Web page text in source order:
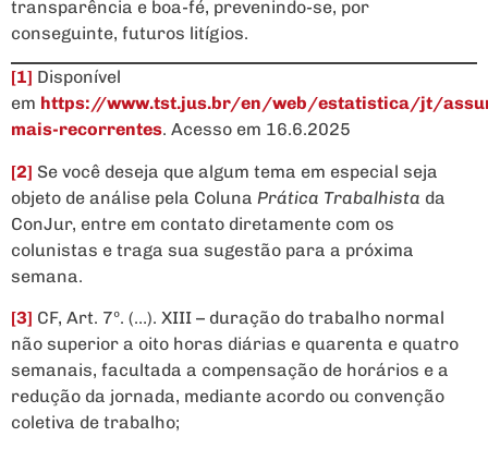
transparência e boa-fé, prevenindo-se, por
conseguinte, futuros litígios.
[1] Disponível
em https://www.tst.jus.br/en/web/estatistica/jt/
mais-recorrentes. Acesso em 16.6.2025
[2] Se você deseja que algum tema em especial seja
objeto de análise pela Coluna Prática Trabalhista da
ConJur, entre em contato diretamente com os
colunistas e traga sua sugestão para a próxima
semana.
[3] CF, Art. 7º. (…). XIII – duração do trabalho normal
não superior a oito horas diárias e quarenta e quatro
semanais, facultada a compensação de horários e a
redução da jornada, mediante acordo ou convenção
coletiva de trabalho;